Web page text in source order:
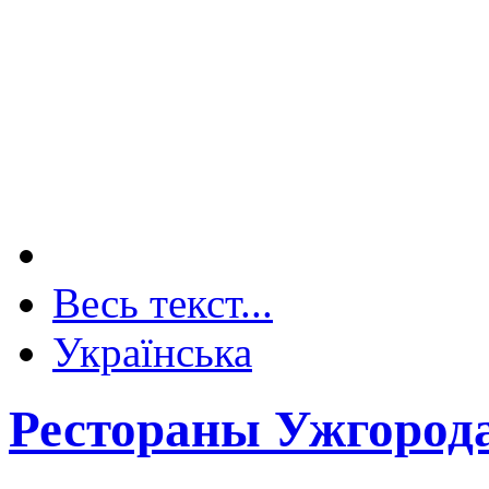
Весь текст...
Українська
Рестораны